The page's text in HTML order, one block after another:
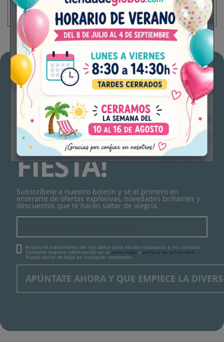
Vajilla Dance party.
¡NO TE
PIERDAS LA
FIESTA!
Subscríbete a nuestro boletín y sé el primero en
enterarte de ofertas explosivas, novedades brillantes y
descuentos que te harán saltar de alegría.
Acepto el tratamiento de mis datos para recibir respuesta a mi consulta.
Consulte nuestra información en el aviso legal y política de privacidad.
Puede darse de baja en cualquier momento.